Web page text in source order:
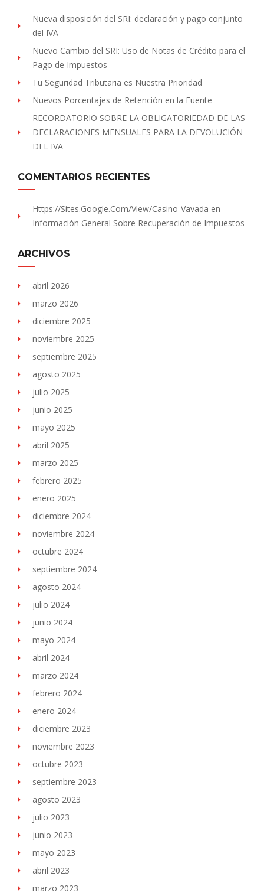
Nueva disposición del SRI: declaración y pago conjunto
del IVA
Nuevo Cambio del SRI: Uso de Notas de Crédito para el
Pago de Impuestos
Tu Seguridad Tributaria es Nuestra Prioridad
Nuevos Porcentajes de Retención en la Fuente
RECORDATORIO SOBRE LA OBLIGATORIEDAD DE LAS
DECLARACIONES MENSUALES PARA LA DEVOLUCIÓN
DEL IVA
COMENTARIOS RECIENTES
Https://sites.Google.com/view/Casino-Vavada en
Información General Sobre Recuperación de Impuestos
ARCHIVOS
abril 2026
marzo 2026
diciembre 2025
noviembre 2025
septiembre 2025
agosto 2025
julio 2025
junio 2025
mayo 2025
abril 2025
marzo 2025
febrero 2025
enero 2025
diciembre 2024
noviembre 2024
octubre 2024
septiembre 2024
agosto 2024
julio 2024
junio 2024
mayo 2024
abril 2024
marzo 2024
febrero 2024
enero 2024
diciembre 2023
noviembre 2023
octubre 2023
septiembre 2023
agosto 2023
julio 2023
junio 2023
mayo 2023
abril 2023
marzo 2023